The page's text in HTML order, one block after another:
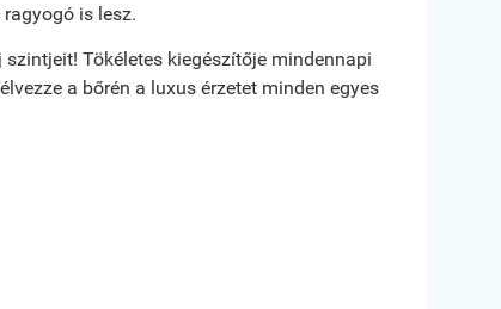
is lesz.
Tökéletes kiegészítője mindennapi
a bőrén a luxus érzetet minden egyes